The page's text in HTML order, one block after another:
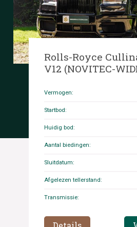
Rolls-Royce
V12 (NOVITEC-
Vermogen:
Startbod:
Huidig bod:
Aantal biedingen:
Sluitdatum:
Afgelezen tellerstand:
Transmissie: